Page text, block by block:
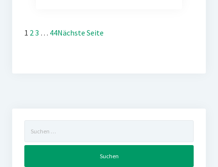
1 23 … 44Nächste Seite
nach: